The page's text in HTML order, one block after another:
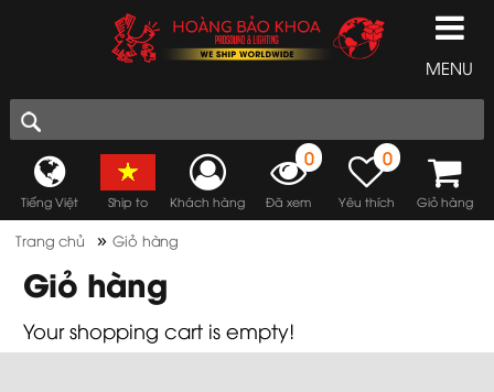
MENU
Tiếng Việt Ship to Khách hàng
0
Đã xem
0
Yêu thích Giỏ hàng
Trang chủ »Giỏ hàng
Giỏ hàng
Your shopping cart is empty!